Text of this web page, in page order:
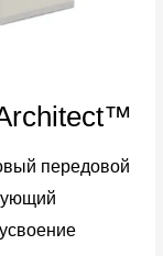
передовой